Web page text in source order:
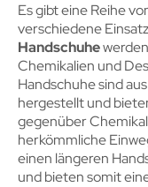
Es gibt eine Reihe
verschiedene
Handschuhe
Chemikalien und
Handschuhe sind
hergestellt und
gegenüber
herkömmliche
einen längeren
und bieten somit